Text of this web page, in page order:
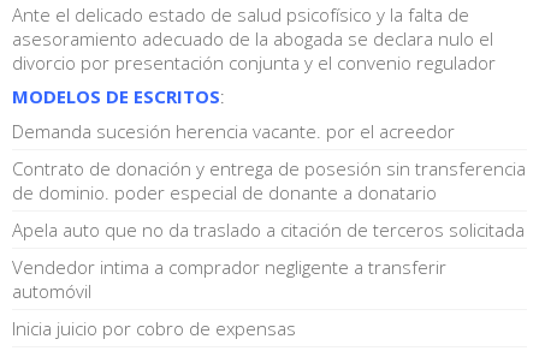
Ante el delicado estado de salud psicofísico y la falta de
asesoramiento adecuado de la abogada se declara nulo el
divorcio por presentación conjunta y el convenio regulador
MODELOS DE ESCRITOS:
Demanda sucesión herencia vacante. por el acreedor
Contrato de donación y entrega de posesión sin transferencia
de dominio. poder especial de donante a donatario
Apela auto que no da traslado a citación de terceros solicitada
Vendedor intima a comprador negligente a transferir
automóvil
Inicia juicio por cobro de expensas